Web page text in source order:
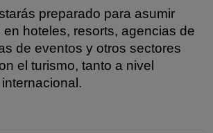
preparado para asumir
en hoteles, resorts, agencias de
de eventos y otros sectores
el turismo, tanto a nivel